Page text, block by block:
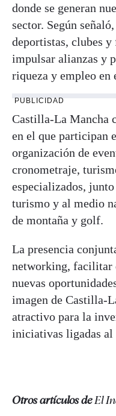
donde se generan
sector. Según
deportistas, clubes
impulsar alianzas y
riqueza y empleo
PUBLICIDAD
Castilla-La Mancha
en el que participan
organización de
cronometraje,
especializados,
turismo y al medio
de montaña y golf.
La presencia
networking, facilitar
nuevas
imagen de Castilla-
atractivo para la
iniciativas ligadas al
Otros artículos deEl